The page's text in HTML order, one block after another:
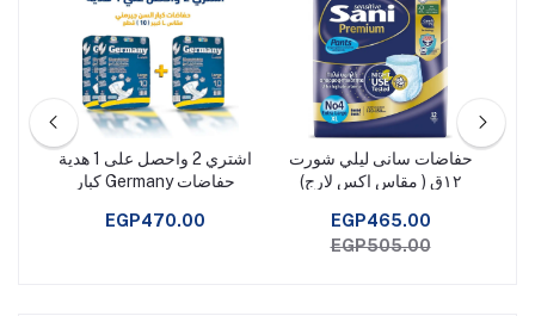
حفاضات سانى ليلي شورت
١٢ق ( مقاس اكس لارج)
EGP465.00
EGP505.00
اشتري 2 واحصل على 1 هدية
حفاضات Germany كبار
قطع L
EGP470.00